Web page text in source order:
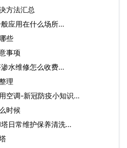
方法汇总
应用在什么场所…
些
事项
水维修怎么收费…
理
空调-新冠防疫小知识…
时候
日常维护保养清洗…